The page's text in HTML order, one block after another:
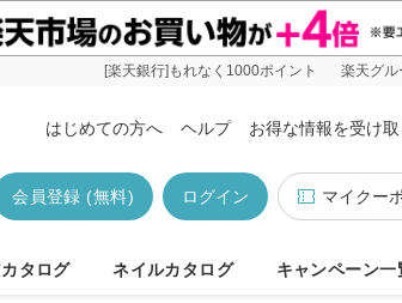
[楽天銀行]もれなく1000ポイント 楽天グル
はじめての方へ ヘルプ お得な情報を受け取
マイクー
ログイン
会員登録 (無料)
タログ ネイルカタログ キャンペーン一